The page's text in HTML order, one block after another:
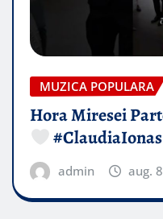
MUZICA POPULARA
Hora Miresei
admin aug.